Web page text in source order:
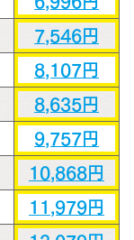
7,546円
8,107円
8,635円
9,757円
10,868円
11,979円